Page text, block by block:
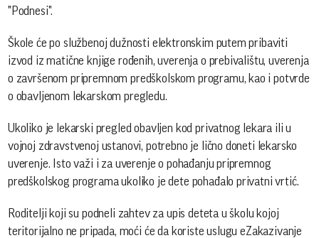
"Podnesi".
Škole će po službenoj dužnosti elektronskim putem pribaviti
izvod iz matične knjige rođenih, uverenja o prebivalištu, uverenja
o završenom pripremnom predškolskom programu, kao i potvrde
o obavljenom lekarskom pregledu.
Ukoliko je lekarski pregled obavljen kod privatnog lekara ili u
vojnoj zdravstvenoj ustanovi, potrebno je lično doneti lekarsko
uverenje. Isto važi i za uverenje o pohađanju pripremnog
predškolskog programa ukoliko je dete pohađalo privatni vrtić.
Roditelji koji su podneli zahtev za upis deteta u školu kojoj
teritorijalno ne pripada, moći će da koriste uslugu eZakazivanje